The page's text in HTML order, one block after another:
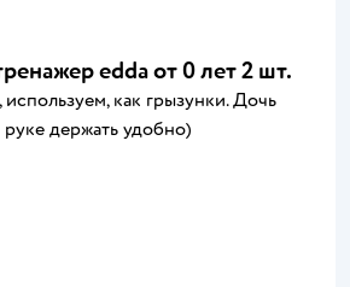
edda от 0 лет 2 шт.
как грызунки. Дочь
держать удобно)